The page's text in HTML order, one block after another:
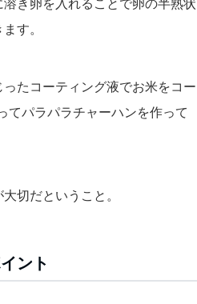
す。
たコーティング液でお米をコー
パラパラチャーハンを作って
切だということ。
ント